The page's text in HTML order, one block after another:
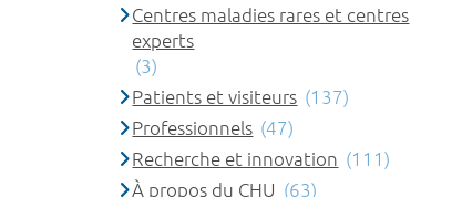
Centres maladies rares et centres
experts
(3)
Patients et visiteurs (137)
Professionnels (47)
Recherche et innovation (111)
À propos du CHU (63)